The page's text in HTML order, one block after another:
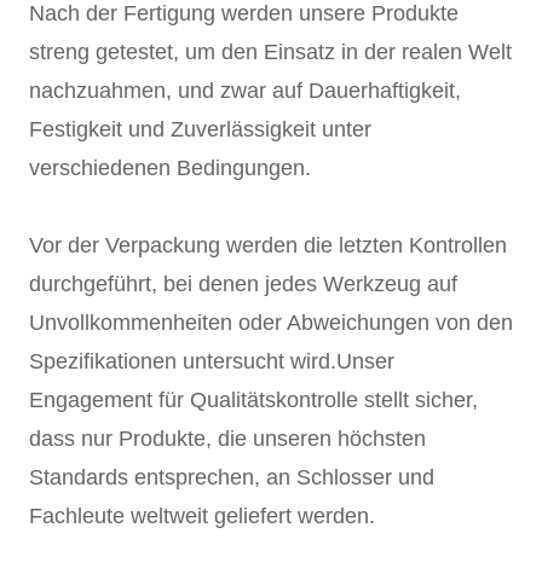
Nach der Fertigung werden unsere Produkte
streng getestet, um den Einsatz in der realen Welt
nachzuahmen, und zwar auf Dauerhaftigkeit,
Festigkeit und Zuverlässigkeit unter
verschiedenen Bedingungen.
Vor der Verpackung werden die letzten Kontrollen
durchgeführt, bei denen jedes Werkzeug auf
Unvollkommenheiten oder Abweichungen von den
Spezifikationen untersucht wird.Unser
Engagement für Qualitätskontrolle stellt sicher,
dass nur Produkte, die unseren höchsten
Standards entsprechen, an Schlosser und
Fachleute weltweit geliefert werden.